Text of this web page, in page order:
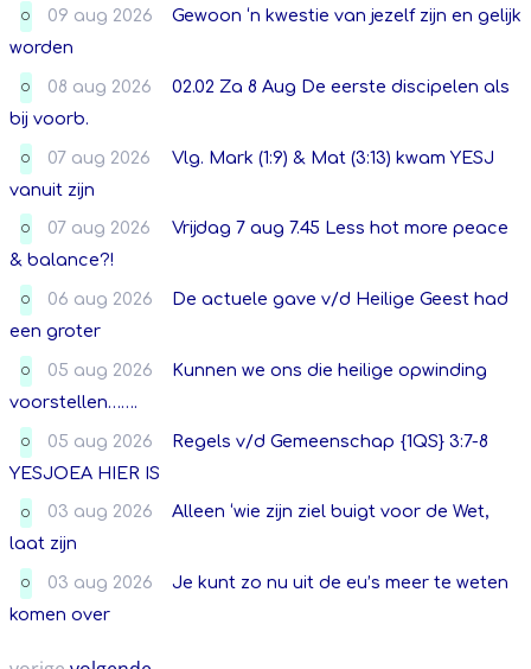
O 09 aug 2026
Gewoon ‘n kwestie van jezelf zijn en gelijk
worden
O 08 aug 2026
02.02 Za 8 Aug De eerste discipelen als
bij voorb.
O 07 aug 2026
Vlg. Mark (1:9) & Mat (3:13) kwam YESJ
vanuit zijn
O 07 aug 2026
Vrijdag 7 aug 7.45 Less hot more peace
& balance?!
O 06 aug 2026
De actuele gave v/d Heilige Geest had
een groter
O 05 aug 2026
Kunnen we ons die heilige opwinding
voorstellen…….
O 05 aug 2026
Regels v/d Gemeenschap {1QS} 3:7-8
YESJOEA HIER IS
O 03 aug 2026
Alleen ‘wie zijn ziel buigt voor de Wet,
laat zijn
O 03 aug 2026
Je kunt zo nu uit de eu’s meer te weten
komen over